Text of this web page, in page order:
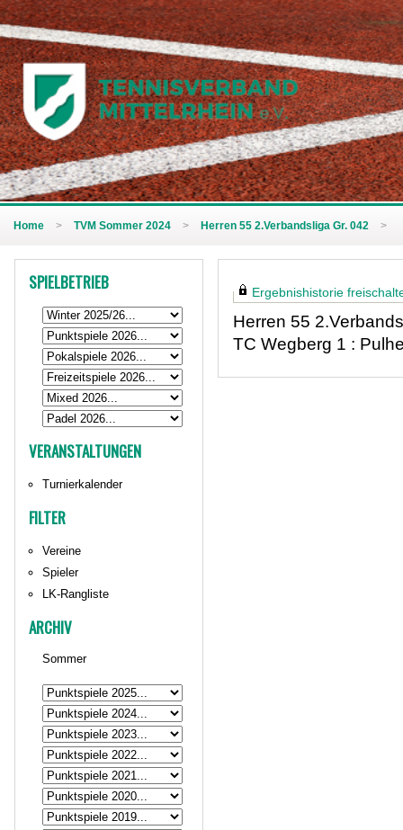
Home > TVM Sommer 2024 > Herren 55 2.Verbandsliga Gr. 042 >
SPIELBETRIEB
VERANSTALTUNGEN
Turnierkalender
FILTER
Vereine
Spieler
LK-Rangliste
ARCHIV
Sommer
Ergebnishistorie
Herren 55
TC Wegberg 1 :